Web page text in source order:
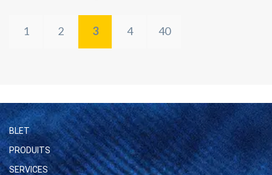
1 2 3 4 40
BLET
PRODUITS
SERVICES